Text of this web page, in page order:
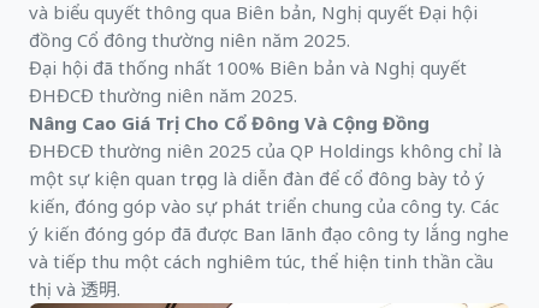
và biểu quyết thông qua Biên bản, Nghị quyết Đại hội
đồng Cổ đông thường niên năm 2025.
Đại hội đã thống nhất 100% Biên bản và Nghị quyết
ĐHĐCĐ thường niên năm 2025.
Nâng Cao Giá Trị Cho Cổ Đông Và Cộng Đồng
ĐHĐCĐ thường niên 2025 của QP Holdings không chỉ là
một sự kiện quan trọng là diễn đàn để cổ đông bày tỏ ý
kiến, đóng góp vào sự phát triển chung của công ty. Các
ý kiến đóng góp đã được Ban lãnh đạo công ty lắng nghe
và tiếp thu một cách nghiêm túc, thể hiện tinh thần cầu
thị và 透明.